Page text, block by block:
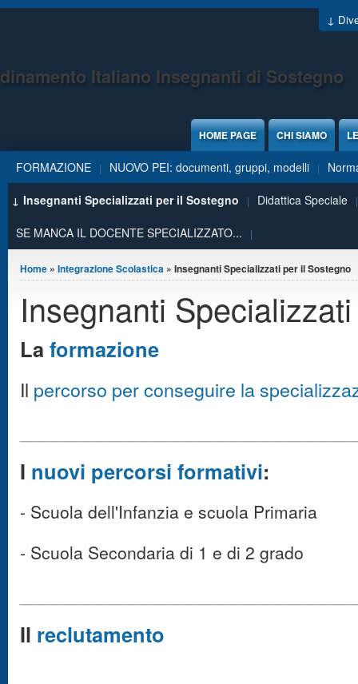
Jump to Content
↓
Italiano Insegnanti di Sostegno
HOME PAGE CHI SIAMO
FORMAZIONE NUOVO PEI: documenti, gruppi, modelli
Insegnanti Specializzati per il Sostegno Didattica Speciale
SE MANCA IL DOCENTE SPECIALIZZATO...
Tu sei qui
Home » Integrazione Scolastica » Insegnanti Specializzati per il Sostegno
Insegnanti
Laformazione
Il percorso per conseguire la
I nuovi percorsi formativi:
- Scuola dell'Infanzia e scuola Primaria
- Scuola Secondaria di 1 e di 2 grado
Il reclutamento